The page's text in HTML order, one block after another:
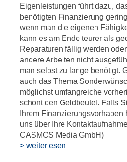
Eigenleistungen führt dazu,
benötigten Finanzierung
wenn man die eigenen
kann es am Ende teurer als
Reparaturen fällig werden
andere Arbeiten nicht
man selbst zu lange benötigt.
auch das Thema
möglichst umfangreiche
schont den Geldbeutel. Falls
Ihrem Finanzierungsvorhaben
uns über Ihre
CASMOS Media GmbH)
> weiterlesen